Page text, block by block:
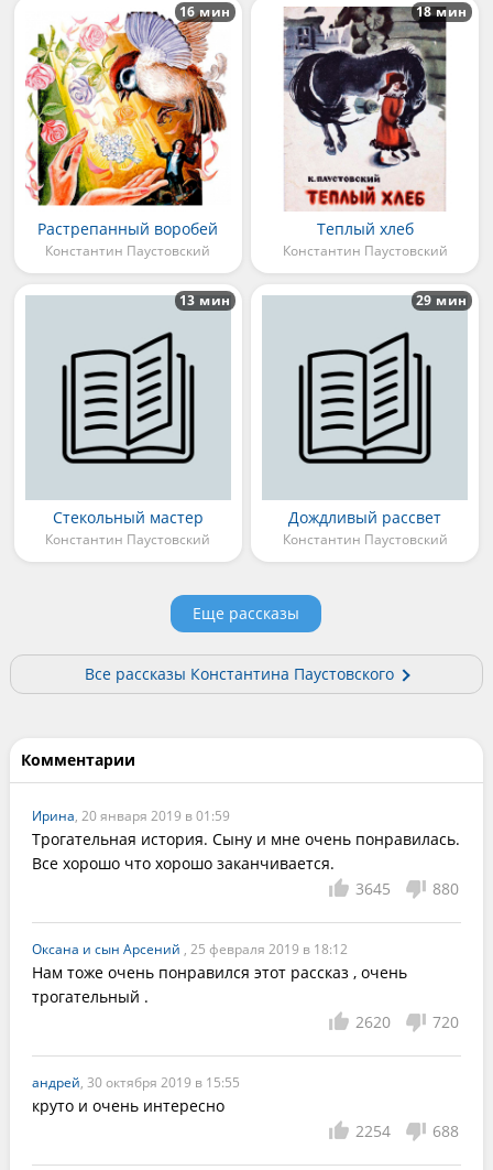
Растрепанный воробей
Константин Паустовский
16 мин
Теплый хлеб
Константин Паустовский
18 мин
Стекольный мастер
Константин Паустовский
13 мин
Дождливый рассвет
Константин Паустовский
29 мин
Еще рассказы
Все рассказы Константина Паустовского
Комментарии
Ирина, 20 января 2019 в 01:59
Трогательная история. Сыну и мне очень понравилась.
Все хорошо что хорошо заканчивается.
3645
880
Оксана и сын Арсений , 25 февраля 2019 в 18:12
Нам тоже очень понравился этот рассказ , очень
трогательный .
2620
720
андрей, 30 октября 2019 в 15:55
круто и очень интересно
2254
688